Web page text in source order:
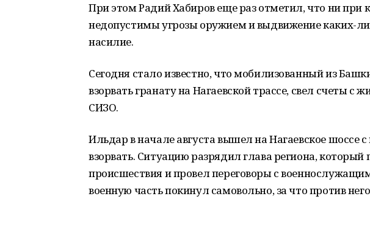
При этом Радий Хабиров еще раз отметил, что ни при
недопустимы угрозы оружием и выдвижение каких-
насилие.
Сегодня стало известно, что мобилизованный из
взорвать гранату на Нагаевской трассе, свел счеты с
СИЗО.
Ильдар в начале августа вышел на Нагаевское шоссе с
взорвать. Ситуацию разрядил глава региона, который
происшествия и провел переговоры с
военную часть покинул самовольно, за что против